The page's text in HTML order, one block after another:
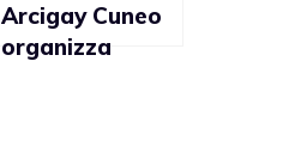
Arcigay Cuneo
organizza